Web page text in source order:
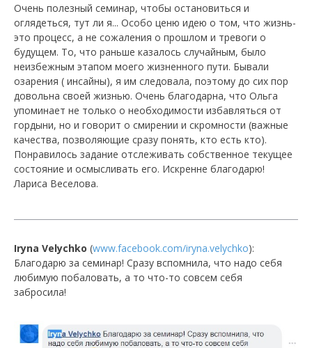
Очень полезный семинар, чтобы остановиться и
оглядеться, тут ли я... Особо ценю идею о том, что жизнь-
это процесс, а не сожаления о прошлом и тревоги о
будущем. То, что раньше казалось случайным, было
неизбежным этапом моего жизненного пути. Бывали
озарения ( инсайны), я им следовала, поэтому до сих пор
довольна своей жизнью. Очень благодарна, что Ольга
упоминает не только о необходимости избавляться от
гордыни, но и говорит о смирении и скромности (важные
качества, позволяющие сразу понять, кто есть кто).
Понравилось задание отслеживать собственное текущее
состояние и осмысливать его. Искренне благодарю!
Лариса Веселова.
Iryna Velychko (www.facebook.com/iryna.velychko):
Благодарю за семинар! Сразу вспомнила, что надо себя
любимую побаловать, а то что-то совсем себя
забросила!